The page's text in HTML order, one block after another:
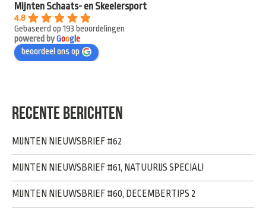
Mijnten Schaats- en Skeelersport
4.8
Gebaseerd op 193 beoordelingen
powered byGooge
beoordeel ons op
RECENTE BERICHTEN
MIJNTEN NIEUWSBRIEF #62
MIJNTEN NIEUWSBRIEF #61, NATUURIJS SPECIAL!
MIJNTEN NIEUWSBRIEF #60, DECEMBERTIPS 2